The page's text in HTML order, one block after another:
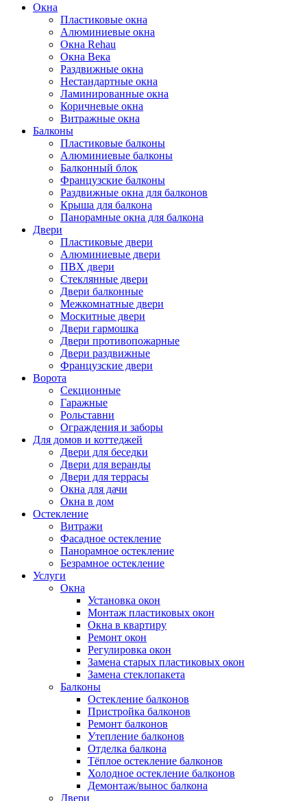
Окна
Пластиковые окна
Алюминиевые окна
Окна Rehau
Окна Века
Раздвижные окна
Нестандартные окна
Ламинированные окна
Коричневые окна
Витражные окна
Балконы
Пластиковые балконы
Алюминиевые балконы
Балконный блок
Французские балконы
Раздвижные окна для балконов
Крыша для балкона
Панорамные окна для балкона
Двери
Пластиковые двери
Алюминиевые двери
ПВХ двери
Стеклянные двери
Двери балконные
Межкомнатные двери
Москитные двери
Двери гармошка
Двери противопожарные
Двери раздвижные
Французские двери
Ворота
Секционные
Гаражные
Рольставни
Ограждения и заборы
Для домов и коттеджей
Двери для беседки
Двери для веранды
Двери для террасы
Окна для дачи
Окна в дом
Остекление
Витражи
Фасадное остекление
Панорамное остекление
Безрамное остекление
Услуги
Окна
Установка окон
Монтаж пластиковых окон
Окна в квартиру
Ремонт окон
Регулировка окон
Замена старых пластиковых окон
Замена стеклопакета
Балконы
Остекление балконов
Пристройка балконов
Ремонт балконов
Утепление балконов
Отделка балкона
Тёплое остекление балконов
Холодное остекление балконов
Демонтаж/вынос балкона
Двери